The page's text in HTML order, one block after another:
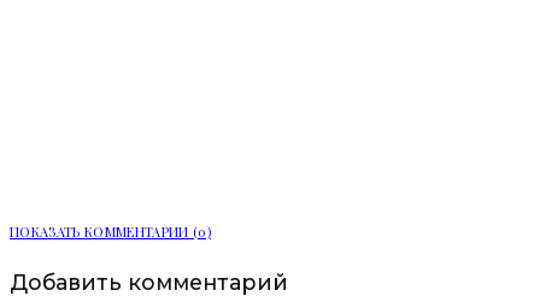
ПОКАЗАТЬ КОММЕНТАРИИ (0)
Добавить комментарий